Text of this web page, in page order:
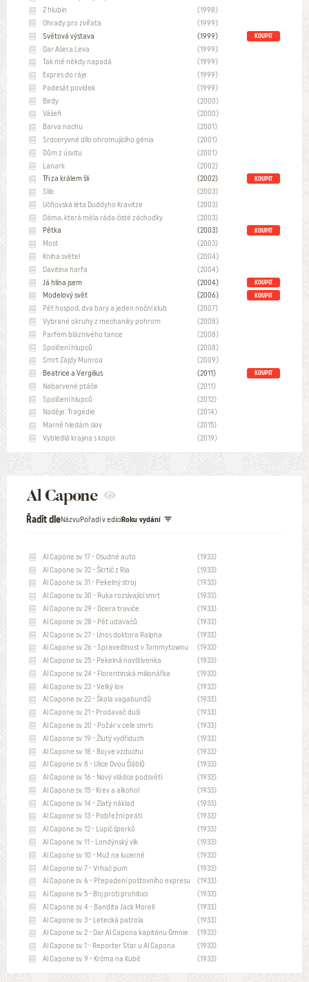
Z hlubin
(1998)
Ohrady pro zvířata
(1999)
Světová výstava
(1999) KOUPIT
Dar Ašera Leva
(1999)
Tak mě někdy napadá
(1999)
Expres do ráje
(1999)
Padesát povídek
(1999)
Birdy
(2000)
Vášeň
(2000)
Barva nachu
(2001)
Srdceryvné dílo ohromujícího génia
(2001)
Dům z úsvitu
(2001)
Lanark
(2002)
Tři za králem šli
(2002) KOUPIT
Slib
(2003)
Učňovská léta Duddyho Kravitze
(2003)
Dáma, která měla ráda čisté záchodky
(2003)
Pětka
(2003) KOUPIT
Most
(2003)
Kniha světel
(2004)
Davitina harfa
(2004)
Já hlína jsem
(2004) KOUPIT
Modelový svět (2006) KOUPIT
Pět hospod, dva bary a jeden noční klub
(2007)
Vybrané okruhy z mechaniky pohrom
(2008)
Parfém bláznivého tance
(2008)
Spolčení hlupců
(2008)
Smrt Zajdy Munroa
(2009)
Beatrice a Vergilius
(2011) KOUPIT
Nabarvené ptáče
(2011)
Spolčení hlupců
(2012)
Naděje: Tragédie
(2014)
Marně hledám slov
(2015)
Vybledlá krajina s kopci
(2019)
Al Capone
Řadit dleNázvuPořadí v ediciRoku vydání
Al Capone sv. 17 - Osudné auto
(1933)
Al Capone sv. 32 - Škrtič z Ria
(1933)
Al Capone sv. 31 - Pekelný stroj
(1933)
Al Capone sv. 30 - Ruka rozsívající smrt
(1933)
Al Capone sv. 29 - Dcera traviče
(1933)
Al Capone sv. 28 - Pět udavačů
(1933)
Al Capone sv. 27 - Únos doktora Ralpha
(1933)
Al Capone sv. 26 - Spravedlnost v Tommytownu
(1933)
Al Capone sv. 25 - Pekelná navštívenka
(1933)
Al Capone sv. 24 - Florentinská milionářka
(1933)
Al Capone sv. 23 - Velký lov
(1933)
Al Capone sv. 22 - Škola vagabundů
(1933)
Al Capone sv. 21 - Prodavač duší
(1933)
Al Capone sv. 20 - Požár v cele smrti
(1933)
Al Capone sv. 19 - Žlutý vydřiduch
(1933)
Al Capone sv. 18 - Boj ve vzduchu
(1933)
Al Capone sv. 8 - Ulice Dvou Ďáblů
(1933)
Al Capone sv. 16 - Nový vládce podsvětí
(1933)
Al Capone sv. 15 - Krev a alkohol
(1933)
Al Capone sv. 14 - Zlatý náklad
(1933)
Al Capone sv. 13 - Pobřežní piráti
(1933)
Al Capone sv. 12 - Lupič šperků
(1933)
Al Capone sv. 11 - Londýnský vlk
(1933)
Al Capone sv. 10 - Muž na lucerně
(1933)
Al Capone sv. 7 - Vrhač pum
(1933)
Al Capone sv. 6 - Přepadení poštovního expresu
(1933)
Al Capone sv. 5 - Boj proti prohibici
(1933)
Al Capone sv. 4 - Bandita Jack Morell
(1933)
Al Capone sv. 3 - Letecká patrola
(1933)
Al Capone sv. 2 - Dar Al Capona kapitánu Omnie
(1933)
Al Capone sv. 1 - Reporter Star u Al Capona
(1933)
Al Capone sv. 9 - Krčma na Kubě
(1933)